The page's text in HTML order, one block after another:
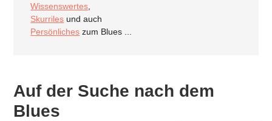
Wissenswertes
Skurriles und auch
Persönliches zum Blues ...
Auf der Suche nach dem
Blues